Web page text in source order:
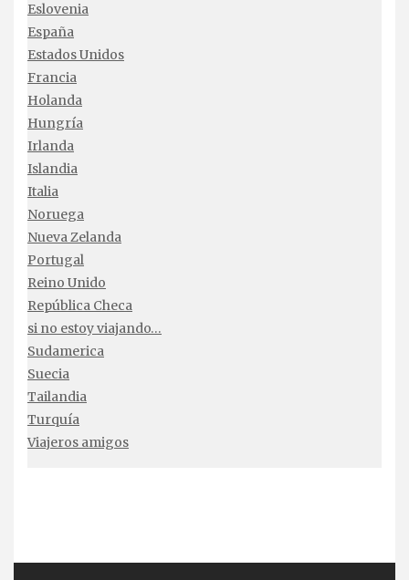
Eslovenia
España
Estados Unidos
Francia
Holanda
Hungría
Irlanda
Islandia
Italia
Noruega
Nueva Zelanda
Portugal
Reino Unido
República Checa
si no estoy viajando…
Sudamerica
Suecia
Tailandia
Turquía
Viajeros amigos